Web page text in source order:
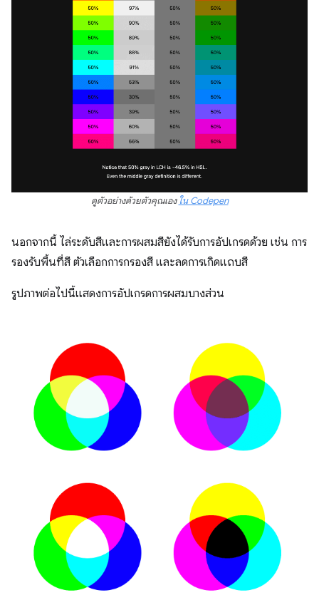
ดูตัวอย่างด้วยตัวคุณเอง ใน Codepen
นอกจากนี้ ไล่ระดับสีและการผสมสียังได้รับการอัปเกรดด้วย เช่น การ
รองรับพื้นที่สี ตัวเลือกการกรองสี และลดการเกิดแถบสี
รูปภาพต่อไปนี้แสดงการอัปเกรดการผสมบางส่วน